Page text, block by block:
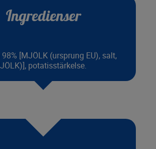
Ingredienser
[MJÖLK (ursprung EU), salt,
potatisstärkelse.